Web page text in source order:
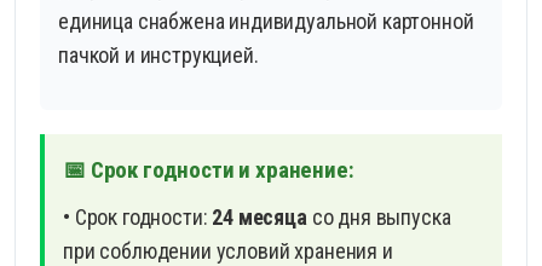
единица снабжена индивидуальной картонной
пачкой и инструкцией.
📅 Срок годности и хранение:
• Срок годности: 24 месяцасо дня выпуска
при соблюдении условий хранения и